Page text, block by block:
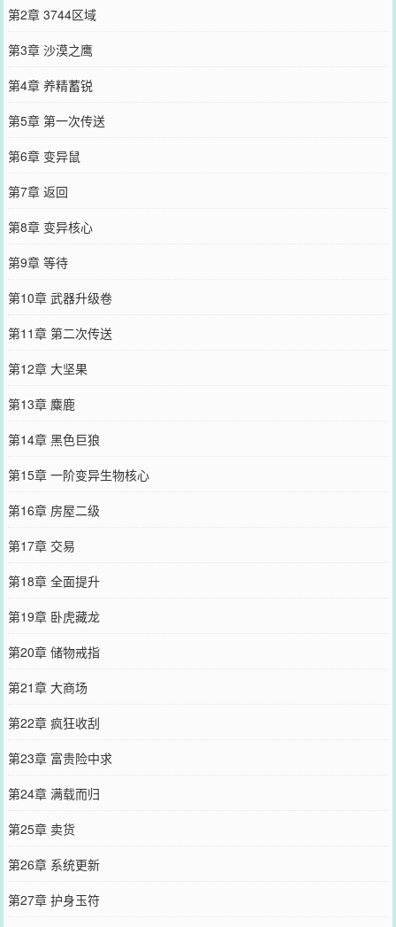
第2章 3744区域
第3章 沙漠之鹰
第4章 养精蓄锐
第5章 第一次传送
第6章 变异鼠
第7章 返回
第8章 变异核心
第9章 等待
第10章 武器升级卷
第11章 第二次传送
第12章 大坚果
第13章 麋鹿
第14章 黑色巨狼
第15章 一阶变异生物核心
第16章 房屋二级
第17章 交易
第18章 全面提升
第19章 卧虎藏龙
第20章 储物戒指
第21章 大商场
第22章 疯狂收刮
第23章 富贵险中求
第24章 满载而归
第25章 卖货
第26章 系统更新
第27章 护身玉符